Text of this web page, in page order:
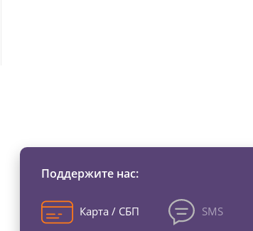
Поддержите нас:
Карта / СБП SMS